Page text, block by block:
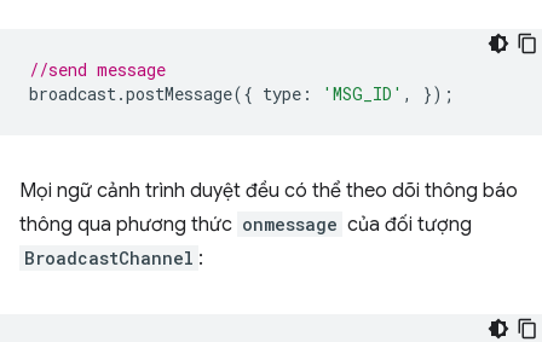
//send message
broadcast.postMessage({ type : 'MSG_ID' , });
Mọi ngữ cảnh trình duyệt đều có thể theo dõi thông báo
thông qua phương thức onmessage của đối tượng
BroadcastChannel :